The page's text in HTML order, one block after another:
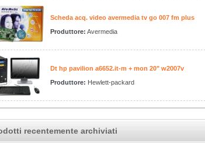
Scheda acq. video avermedia tv go 007 fm plus
Produttore: Avermedia
Dt hp pavilion a6652.it-m + mon 20" w2007v
Produttore: Hewlett-packard
recentemente archiviati